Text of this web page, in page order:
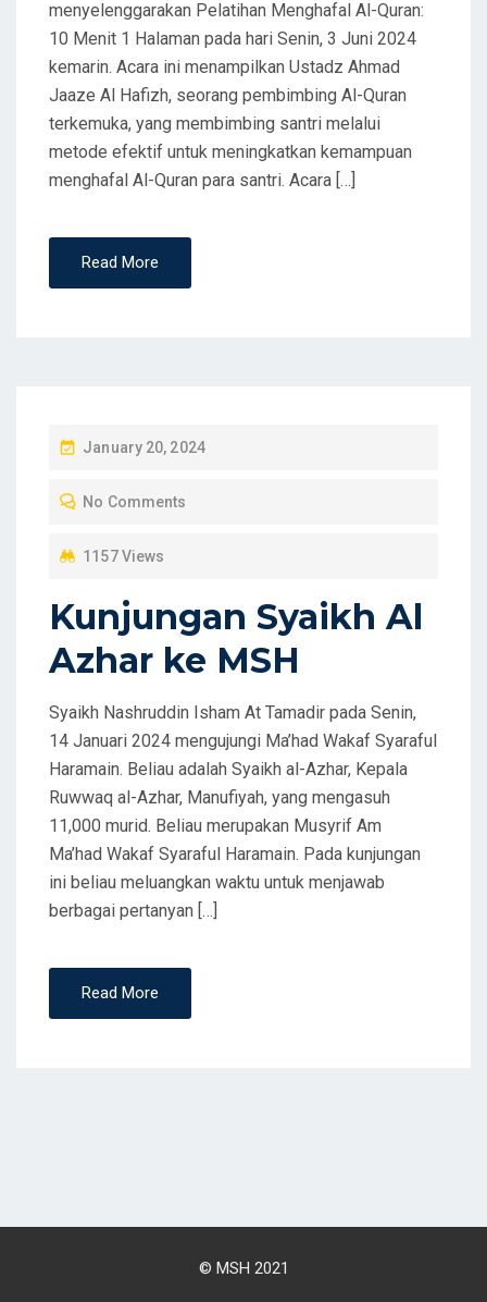
menyelenggarakan Pelatihan Menghafal Al-Quran:
10 Menit 1 Halaman pada hari Senin, 3 Juni 2024
kemarin. Acara ini menampilkan Ustadz Ahmad
Jaaze Al Hafizh, seorang pembimbing Al-Quran
terkemuka, yang membimbing santri melalui
metode efektif untuk meningkatkan kemampuan
menghafal Al-Quran para santri. Acara […]
Read More
P
S
O
N
January 20, 2024
No Comments
1157 Views
Kunjungan Syaikh Al
Azhar ke MSH
Syaikh Nashruddin Isham At Tamadir pada Senin,
14 Januari 2024 mengujungi Ma’had Wakaf Syaraful
Haramain. Beliau adalah Syaikh al-Azhar, Kepala
Ruwwaq al-Azhar, Manufiyah, yang mengasuh
11,000 murid. Beliau merupakan Musyrif Am
Ma’had Wakaf Syaraful Haramain. Pada kunjungan
ini beliau meluangkan waktu untuk menjawab
berbagai pertanyan […]
Read More
© MSH 2021